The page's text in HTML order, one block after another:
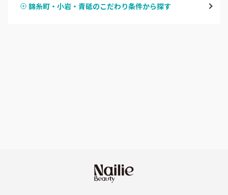
錦糸町・小岩・青砥のこだわり条件から探す